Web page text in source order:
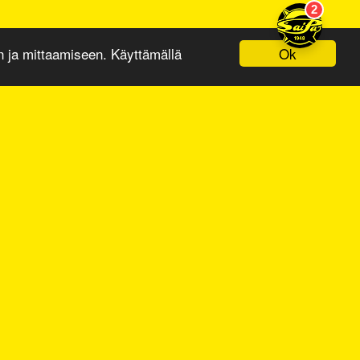
Ok
ja mittaamiseen. Käyttämällä